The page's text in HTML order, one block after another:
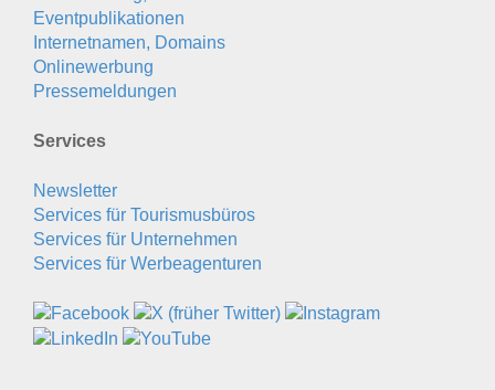
Eventpublikationen
Internetnamen, Domains
Onlinewerbung
Pressemeldungen
Services
Newsletter
Services für Tourismusbüros
Services für Unternehmen
Services für Werbeagenturen